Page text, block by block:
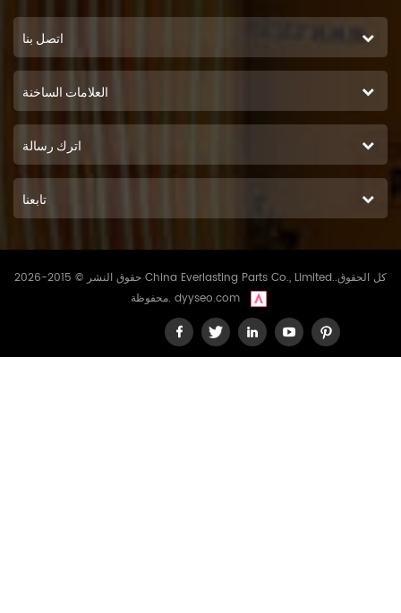
اتصل بنا
العلامات الساخنة
اترك رسالة
تابعنا
حقوق النشر © 2015-2026 China Everlasting Parts Co., Limited..كل الحقوق
محفوظة. dyyseo.com